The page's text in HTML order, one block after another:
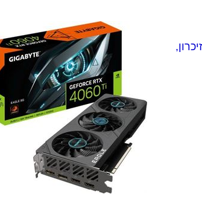
כרטיס מסך איכותי ועוצמתי מבית Gigabyte עם 8GB זיכרון,